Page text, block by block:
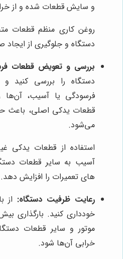
و سایش قطعات شده و از
روغن کاری منظم قطعات
دستگاه و جلوگیری از
بررسی و تعویض قطعات
دستگاه را بررسی کنید
فرسودگی یا آسیب، آن‌ها
قطعات یدکی اصلی، باعث
می‌شود.
استفاده از قطعات یدکی
آسیب به سایر قطعات
های تعمیرات را افزایش دهد.
رعایت ظرفیت دستگاه: از
خودداری کنید. بارگذاری
موتور و سایر قطعات
خرابی آن‌ها شود.